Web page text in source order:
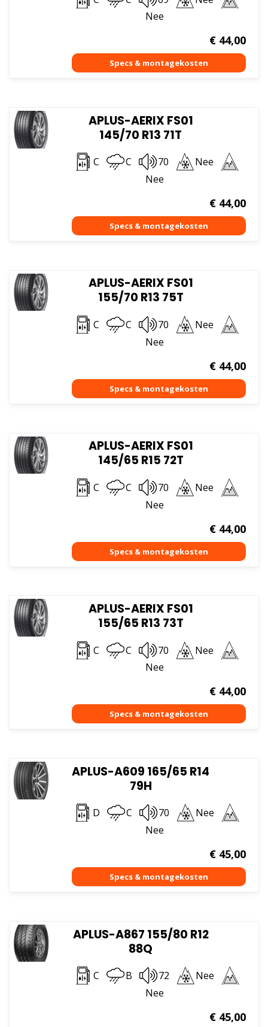
Nee
€44,00
APLUS-AERIX FS01
145/70 R13 71T
C C 70
Nee
Nee
€44,00
APLUS-AERIX FS01
155/70 R13 75T
C C 70
Nee
Nee
€44,00
APLUS-AERIX FS01
145/65 R15 72T
C C 70
Nee
Nee
€44,00
APLUS-AERIX FS01
155/65 R13 73T
C C 70
Nee
Nee
€44,00
APLUS-A609 165/65 R14
79H
D C 70
Nee
Nee
€45,00
APLUS-A867 155/80 R12
88Q
C B 72
Nee
Nee
€45,00